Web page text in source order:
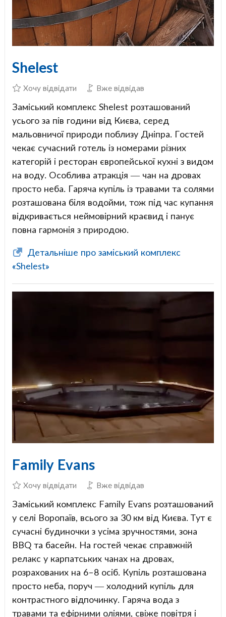
Shelest
Хочу відвідати Вже відвідав
Заміський комплекс Shelest розташований
усього за пів години від Києва, серед
мальовничої природи поблизу Дніпра. Гостей
чекає сучасний готель із номерами різних
категорій і ресторан європейської кухні з видом
на воду. Особлива атракція — чан на дровах
просто неба. Гаряча купіль із травами та солями
розташована біля водойми, тож під час купання
відкривається неймовірний краєвид і панує
повна гармонія з природою.
Детальніше про заміський комплекс
«Shelest»
Family Evans
Хочу відвідати Вже відвідав
Заміський комплекс Family Evans розташований
у селі Воропаїв, всього за 30 км від Києва. Тут є
сучасні будиночки з усіма зручностями, зона
BBQ та басейн. На гостей чекає справжній
релакс у карпатських чанах на дровах,
розрахованих на 6–8 осіб. Купіль розташована
просто неба, поруч — холодний купіль для
контрастного відпочинку. Гаряча вода з
травами та ефірними оліями, свіже повітря і